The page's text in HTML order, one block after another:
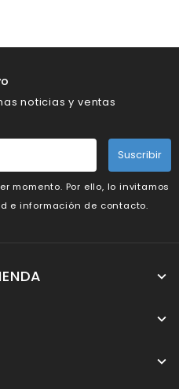
noticias y ventas
Suscribir
momento. Por ello, lo invitamos
e información de contacto.